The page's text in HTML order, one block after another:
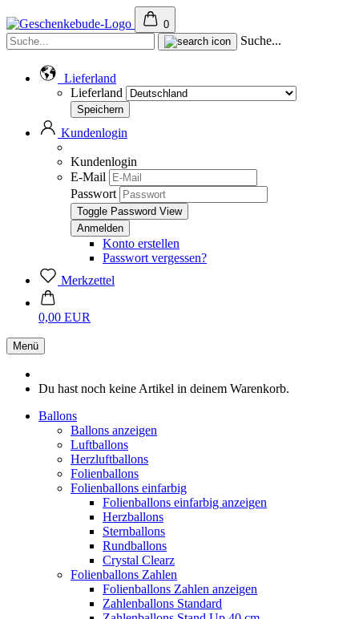
0
Suche...
Lieferland
Lieferland
Kundenlogin
Kundenlogin
E-Mail
Passwort
Toggle Password View
Konto erstellen
Passwort vergessen?
Merkzettel
0,00 EUR
Menü
Du hast noch keine Artikel in deinem Warenkorb.
Ballons
Ballons anzeigen
Luftballons
Herzluftballons
Folienballons
Folienballons einfarbig
Folienballons einfarbig anzeigen
Herzballons
Sternballons
Rundballons
Crystal Clearz
Folienballons Zahlen
Folienballons Zahlen anzeigen
Zahlenballons Standard